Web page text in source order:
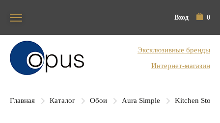
Вход 0
Блок поиска
Эксклюзивные бренды
Интернет-магазин
Главная Каталог Обои Aura Simple Kitchen Story